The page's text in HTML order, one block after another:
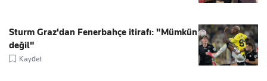
Sturm Graz'dan Fenerbahçe itirafı: "Mümkün
değil"
Kaydet